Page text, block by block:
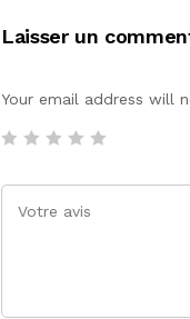
Laisser un
Your email address will